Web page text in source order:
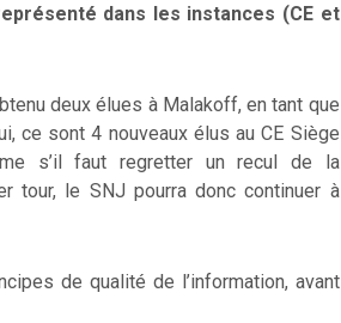
dans les instances (CE et
deux élues à Malakoff, en tant que
ce sont 4 nouveaux élus au CE Siège
s’il faut regretter un recul de la
tour, le SNJ pourra donc continuer à
de qualité de l’information, avant